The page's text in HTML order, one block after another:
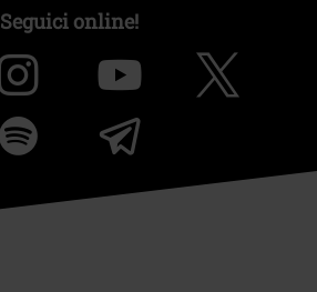
Seguici online!